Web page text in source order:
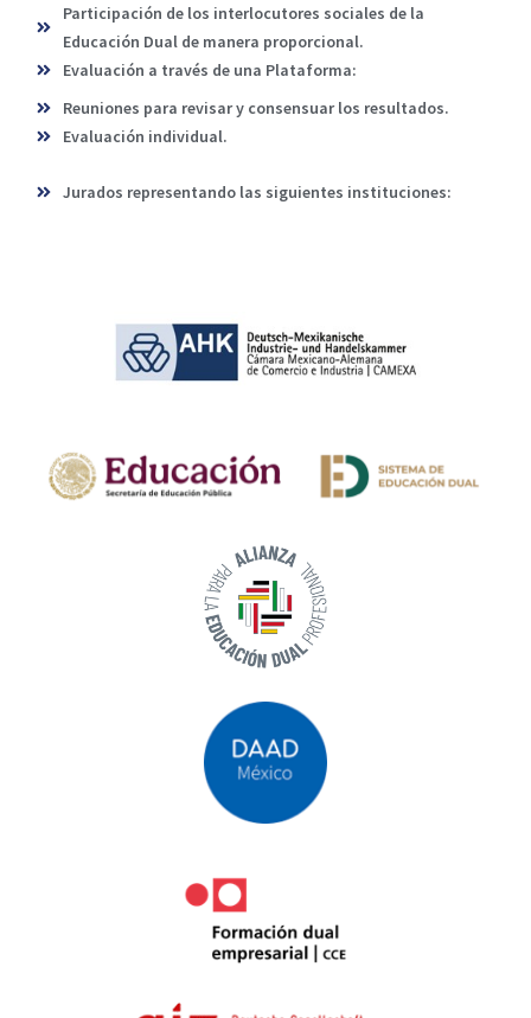
Participación de los interlocutores sociales de la
Educación Dual de manera proporcional.
Evaluación a través de una Plataforma:
Reuniones para revisar y consensuar los resultados.
Evaluación individual.
Jurados representando las siguientes instituciones: